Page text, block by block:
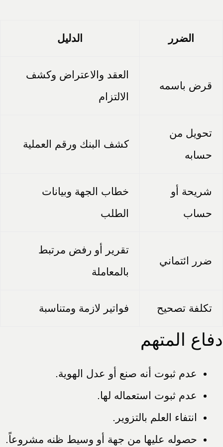
الضرر الدليل
قرض باسمه
العقد والاعتراض وكشف
الالتزام
تحويل من
حسابه
كشف البنك ورقم العملية
شريحة أو
حساب
خطاب الجهة وبيانات
الطلب
ضرر ائتماني
تقرير أو رفض مرتبط
بالمعاملة
تكلفة تصحيح فواتير لازمة ومتناسبة
دفاع المتهم
عدم ثبوت أنه صنع أو عدل الهوية.
عدم ثبوت استعماله لها.
انتفاء العلم بالتزوير.
حصوله عليها من جهة أو وسيط ظنه مشروعاً.